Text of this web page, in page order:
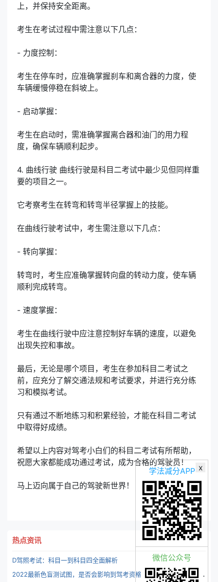
上，并保持安全距离。
考生在考试过程中需注意以下几点：
- 力度控制：
考生在停车时，应准确掌握刹车和离合器的力度，使
车辆缓慢停稳在斜坡上。
- 启动掌握：
考生在启动时，需准确掌握离合器和油门的用力程
度，确保车辆顺利起步。
4. 曲线行驶 曲线行驶是科目二考试中最少见但同样重
要的项目之一。
它考察考生在转弯和转弯半径掌握上的技能。
在曲线行驶考试中，考生需注意以下几点：
- 转向掌握：
转弯时，考生应准确掌握转向盘的转动力度，使车辆
顺利完成转弯。
- 速度掌握：
考生在曲线行驶中应注意控制好车辆的速度，以避免
出现失控和事故。
最后，无论是哪个项目，考生在参加科目二考试之
前，应充分了解交通法规和考试要求，并进行充分练
习和模拟考试。
只有通过不断地练习和积累经验，才能在科目二考试
中取得好成绩。
希望以上内容对驾考小白们的科目二考试有所帮助，
祝愿大家都能成功通过考试，成为合格的驾驶员！
马上迈向属于自己的驾驶新世界！
热点资讯
D驾照考试：科目一到科目四全面解析
2022最新色盲测试图，是否会影响到驾考资格？最后两张你看出来了吗？-识途驾考
x
学法减分APP
微信公众号